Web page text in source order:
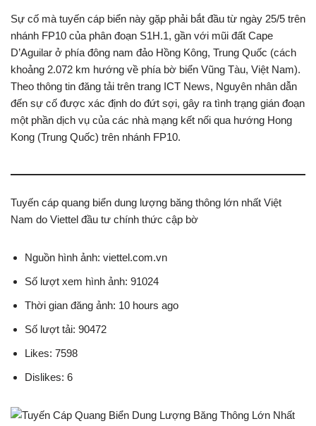
Sự cố mà tuyến cáp biển này gặp phải bắt đầu từ ngày 25/5 trên
nhánh FP10 của phân đoạn S1H.1, gần với mũi đất Cape
D’Aguilar ở phía đông nam đảo Hồng Kông, Trung Quốc (cách
khoảng 2.072 km hướng về phía bờ biển Vũng Tàu, Việt Nam).
Theo thông tin đăng tải trên trang ICT News, Nguyên nhân dẫn
đến sự cố được xác định do đứt sợi, gây ra tình trạng gián đoạn
một phần dịch vụ của các nhà mạng kết nối qua hướng Hong
Kong (Trung Quốc) trên nhánh FP10.
Tuyến cáp quang biển dung lượng băng thông lớn nhất Việt
Nam do Viettel đầu tư chính thức cập bờ
Nguồn hình ảnh: viettel.com.vn
Số lượt xem hình ảnh: 91024
Thời gian đăng ảnh: 10 hours ago
Số lượt tải: 90472
Likes: 7598
Dislikes: 6